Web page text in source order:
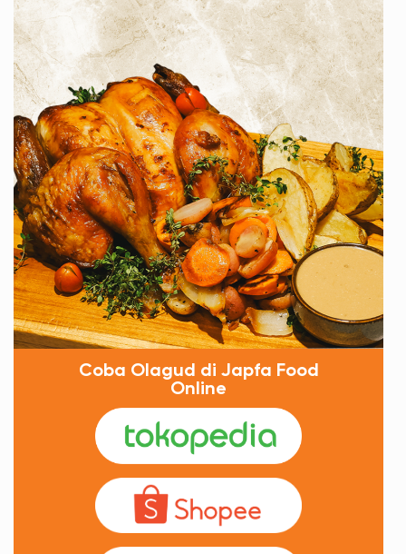
Coba Olagud di Japfa Food
Online